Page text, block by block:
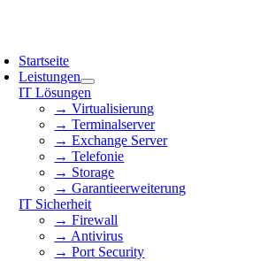
Startseite
Leistungen
IT Lösungen
→ Virtualisierung
→ Terminalserver
→ Exchange Server
→ Telefonie
→ Storage
→ Garantieerweiterung
IT Sicherheit
→ Firewall
→ Antivirus
→ Port Security